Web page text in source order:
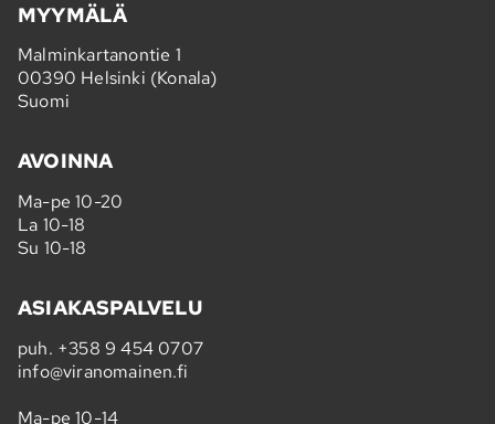
MYYMÄLÄ
Malminkartanontie 1
00390 Helsinki (Konala)
Suomi
AVOINNA
Ma-pe 10-20
La 10-18
Su 10-18
ASIAKASPALVELU
puh. +358 9 454 0707
info@viranomainen.fi
Ma-pe 10-14